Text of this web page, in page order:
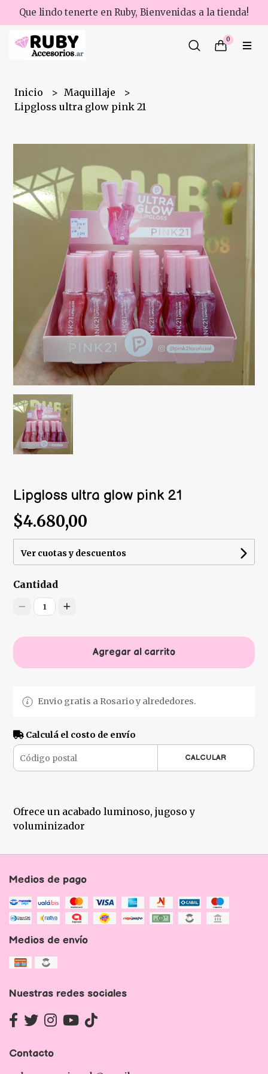
Que lindo tenerte en Ruby, Bienvenidas a la tienda!
0
Inicio
Maquillaje
Lipgloss ultra glow pink 21
Lipgloss ultra glow pink 21
$4.680,00
Ver cuotas y descuentos
Cantidad
1
Agregar al carrito
Envio gratis a Rosario y alrededores.
Calculá el costo de envío
CALCULAR
Ofrece un acabado luminoso, jugoso y
voluminizador
Medios de pago
Medios de envío
Nuestras redes sociales
Contacto